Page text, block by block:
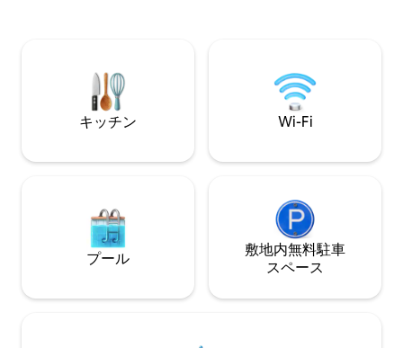
（1泊10ユーロ） シャワー、洗面台、ビ
デ、トイレ付きの広いバスルーム シャワ
ー、洗面台、トイレ付きのバスルーム1室
洗面台、トイレ付きのトイレ1室。
ビが含まれます。
キッチン Wi-Fi
プール
敷地内無料駐⁠車
ス⁠ペ⁠ー⁠ス